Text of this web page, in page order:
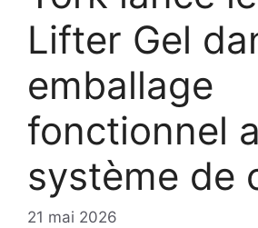
Lifter Gel
emballage
fonctionnel
système de
21 mai 2026